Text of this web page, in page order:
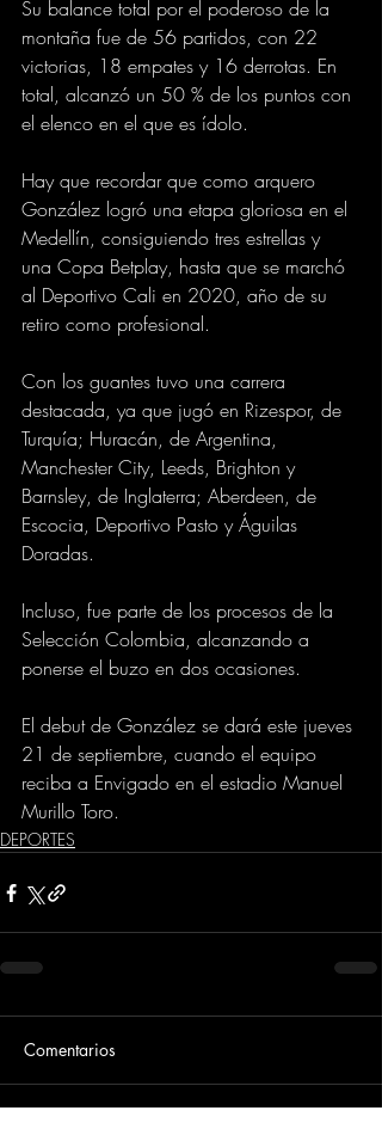
Su balance total por el poderoso de la
montaña fue de 56 partidos, con 22
victorias, 18 empates y 16 derrotas. En
total, alcanzó un 50 % de los puntos con
el elenco en el que es ídolo.
Hay que recordar que como arquero
González logró una etapa gloriosa en el
Medellín, consiguiendo tres estrellas y
una Copa Betplay, hasta que se marchó
al Deportivo Cali en 2020, año de su
retiro como profesional.
Con los guantes tuvo una carrera
destacada, ya que jugó en Rizespor, de
Turquía; Huracán, de Argentina,
Manchester City, Leeds, Brighton y
Barnsley, de Inglaterra; Aberdeen, de
Escocia, Deportivo Pasto y Águilas
Doradas.
Incluso, fue parte de los procesos de la
Selección Colombia, alcanzando a
ponerse el buzo en dos ocasiones.
El debut de González se dará este jueves
21 de septiembre, cuando el equipo
reciba a Envigado en el estadio Manuel
Murillo Toro.
DEPORTES
Comentarios